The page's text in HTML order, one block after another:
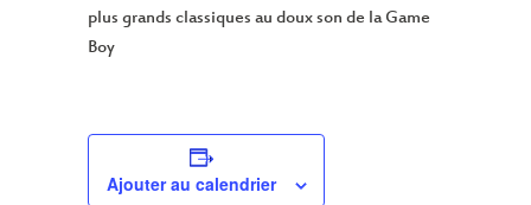
plus grands classiques au doux son de la Game
Boy
Ajouter au calendrier